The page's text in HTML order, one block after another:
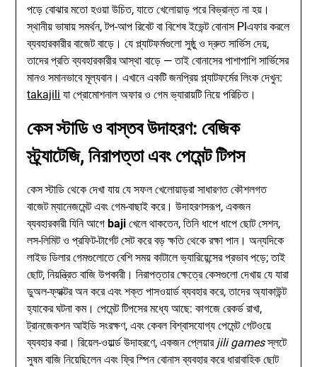
পড়ে বোঝার মতো হওয়া উচিত, যাতে খেলোয়াড় পরে বিভ্রান্ত না হয়।
স্থানীয় ভাষায় সমর্থন, টপ-আপ রিবেট বা বিশেষ ইভেন্ট বোনাস Plএফার করলে
ব্যবহারকারীর বাজেট বাড়ে। যে প্ল্যাটফর্মগুলো সুষ্ঠু ও দ্রুত সার্ভিস দেয়,
তাদের প্রতি ব্যবহারকারীর আস্থা বাড়ে — তাই বোনাসের পাশাপাশি সার্ভিসের
মানও সমানভাবে মূল্যবান। এখানে একটি জনপ্রিয় প্ল্যাটফর্মের লিংক দেখুন:
takajili যা প্রোমোশনাল অফার ও গেম ভ্যারায়টি নিয়ে পরিচিত।
কেস স্টাডি ও বাস্তব উদাহরণ: বেজিক
স্ট্র্যাটেজি, নিরাপত্তা এবং পেমেন্ট টিপস
কেস স্টাডি থেকে দেখা যায় যে সফল খেলোয়াড়রা সাধারণত কৌশলগত
বাজেট ম্যানেজমেন্ট এবং গেম-বাছাই করে। উদাহরণসরূপ, একজন
ব্যবহারকারী যিনি আগেbaji খেলে থাকতেন, তিনি ধাপে ধাপে ছোট সেশন,
লস-লিমিট ও প্রফিট-টার্গেট সেট করে বড় ক্ষতি থেকে রক্ষা পান। অন্যদিকে
লাইভ ডিলার গেমগুলোতে বেশি সময় কাটালে ভ্যারিয়েন্সের প্রভাব পড়ে; তাই
ছোট, নিয়ন্ত্রিত বাজি উপকারী। নিরাপত্তার ক্ষেত্রে কেসগুলো দেখায় যে যারা
ডুঅল-ফ্যাক্টর অন করে এবং শক্ত পাসওয়ার্ড ব্যবহার করে, তাদের অ্যাকাউন্ট
হ্যাকের ঘটনা কম। পেমেন্ট টিপসের মধ্যে আছে: কাগজে রেকর্ড রাখা,
ট্রানজেকশন আইডি সংরক্ষণ, এবং কেবল বিশ্বাসযোগ্য পেমেন্ট গেটওয়ে
ব্যবহার করা। রিয়েল-ওয়ার্ল্ড উদাহরণে, একজন প্লেয়ার jili gamesস্লটে
সুষম বাজি নিয়েছিলেন এবং ফ্রি স্পিন বোনাস ব্যবহার করে ধারাবাহিক ছোট